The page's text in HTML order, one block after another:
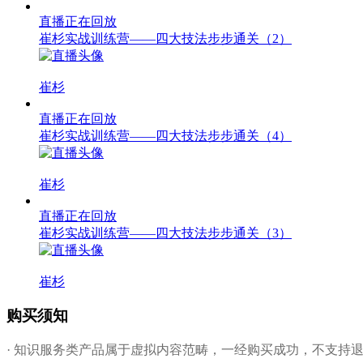
直播正在回放
崔杉实战训练营——四大技法步步通关（2）
崔杉
直播正在回放
崔杉实战训练营——四大技法步步通关（4）
崔杉
直播正在回放
崔杉实战训练营——四大技法步步通关（3）
崔杉
购买须知
· 知识服务类产品属于虚拟内容范畴，一经购买成功，不支持